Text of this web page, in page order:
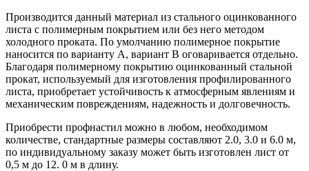
Производится данный материал из стального оцинкованного
листа с полимерным покрытием или без него методом
холодного проката. По умолчанию полимерное покрытие
наносится по варианту А, вариант В оговаривается отдельно.
Благодаря полимерному покрытию оцинкованный стальной
прокат, используемый для изготовления профилированного
листа, приобретает устойчивость к атмосферным явлениям и
механическим повреждениям, надежность и долговечность.
Приобрести профнастил можно в любом, необходимом
количестве, стандартные размеры составляют 2.0, 3.0 и 6.0 м,
по индивидуальному заказу может быть изготовлен лист от
0,5 м до 12. 0 м в длину.